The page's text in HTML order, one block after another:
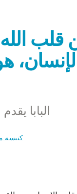
البابا
كنيسة